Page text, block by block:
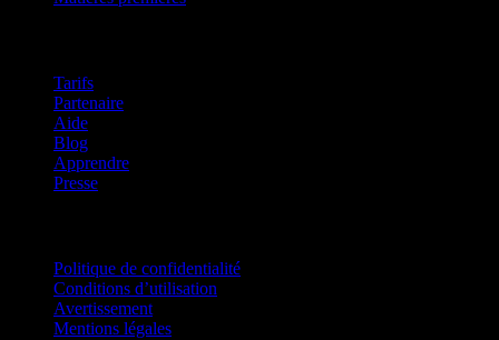
Tarifs
Partenaire
Aide
Blog
Apprendre
Presse
Politique de confidentialité
Conditions d’utilisation
Avertissement
Mentions légales